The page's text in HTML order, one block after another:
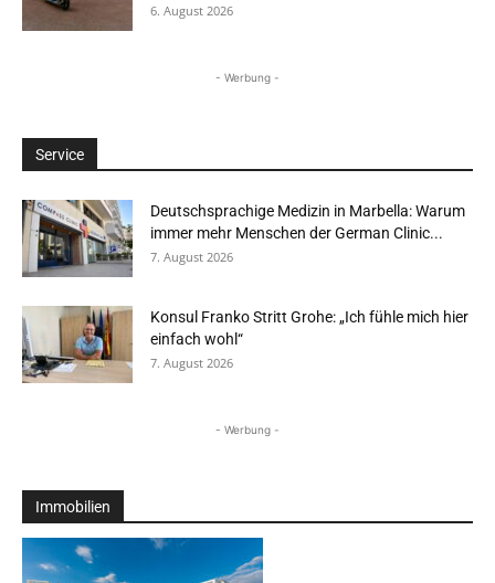
6. August 2026
- Werbung -
Service
Deutschsprachige Medizin in Marbella: Warum
immer mehr Menschen der German Clinic...
7. August 2026
Konsul Franko Stritt Grohe: „Ich fühle mich hier
einfach wohl“
7. August 2026
- Werbung -
Immobilien